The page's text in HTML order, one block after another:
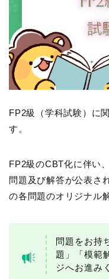
FP2級（学科試験）に
す。
FP2級のCBT化に伴い
問題及び解答が公表さ
の各問題のオリジナル
問題をお持
題」「模範
ジへお進み